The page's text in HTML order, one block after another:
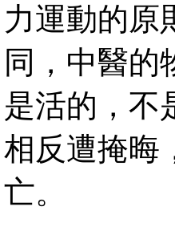
力運動的原
同，中醫的
是活的，不
相反遭掩晦
亡。